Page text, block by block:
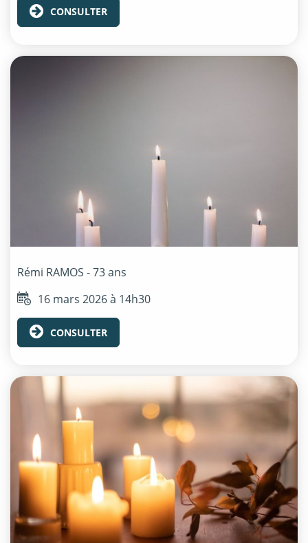
CONSULTER
Rémi RAMOS - 73 ans
16 mars 2026 à 14h30
CONSULTER